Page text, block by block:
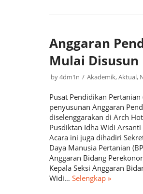
Anggaran
Mulai Disusun
by4dm1n Akademik,Aktual,
Pusat Pendidikan
penyusunan Anggaran
diselenggarakan di Arch
Pusdiktan Idha Widi
Acara ini juga dihadiri
Daya Manusia Pertanian
Anggaran Bidang
Kepala Seksi Anggaran
Widi… Selengkap »